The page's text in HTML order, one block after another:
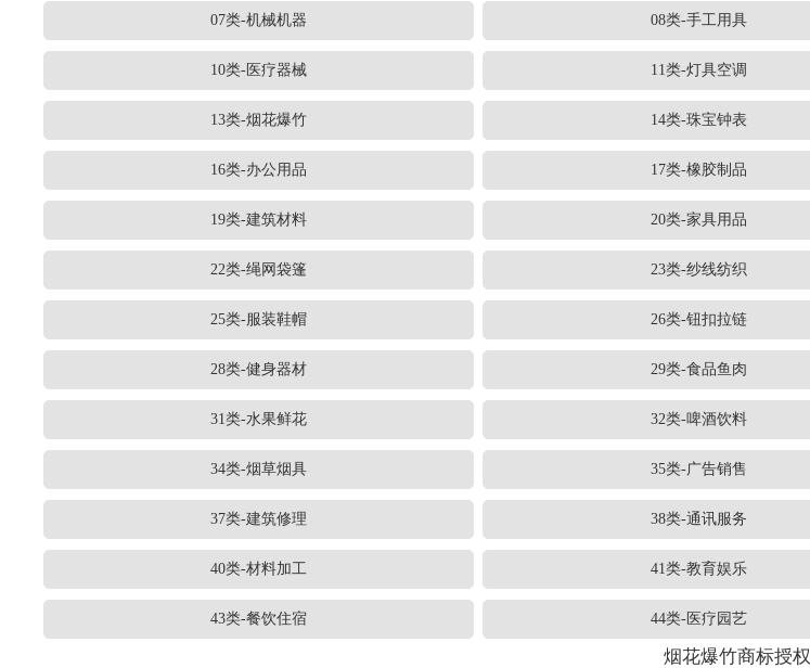
07类-机械机器 08类-手工用具
10类-医疗器械 11类-灯具空调
13类-烟花爆竹 14类-珠宝钟表
16类-办公用品 17类-橡胶制品
19类-建筑材料 20类-家具用品
22类-绳网袋篷 23类-纱线纺织
25类-服装鞋帽 26类-钮扣拉链
28类-健身器材 29类-食品鱼肉
31类-水果鲜花 32类-啤酒饮料
34类-烟草烟具 35类-广告销售
37类-建筑修理 38类-通讯服务
40类-材料加工 41类-教育娱乐
43类-餐饮住宿 44类-医疗园艺
烟花爆竹商标授权